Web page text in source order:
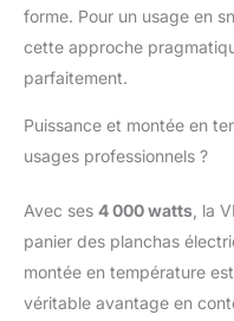
forme. Pour un usage en
cette approche
parfaitement.
Puissance et montée en
usages professionnels ?
Avec ses 4 000 watts , la
panier des planchas
montée en température
véritable avantage en